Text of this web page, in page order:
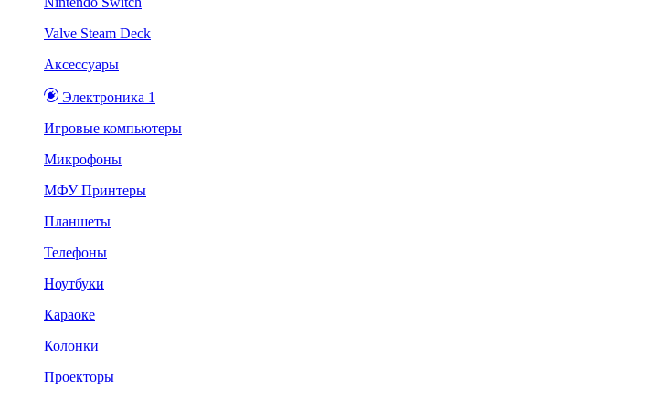
Valve Steam Deck
Аксессуары
Электроника 1
Игровые компьютеры
Микрофоны
МФУ Принтеры
Планшеты
Телефоны
Ноутбуки
Караоке
Колонки
Проекторы